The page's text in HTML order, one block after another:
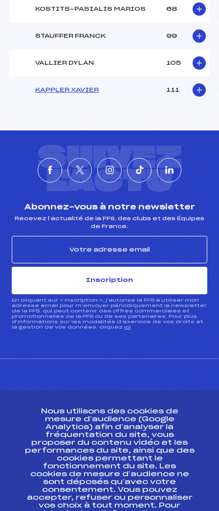
KOSTITS-PASIALIS MARIOS 68
STAUFFER FRANCK 99
VALLIER DYLAN 105
KAPPLER XAVIER 111
SUIVEZ
L'ACTU
Abonnez-vous à notre newsletter
Recevez l’actualité de la FFS, des clubs et des Équipes
de France.
Inscription
En cliquant sur « inscription », j’autorise la FFS à utiliser mon
adresse email pour m’envoyer périodiquement la newsletter
de la FFS, qui peut contenir des offres commerciales et
promotionnelles de la FFS ou de ses partenaires. Pour plus
d’informations sur les modalités d’exercice de vos droits et
la gestion de vos données, cliquez ici
Ressources
Pass’Neige
Projet sportif fédéral
Projet de performance fédéral
Antidopage
Pôle Développement, Formation, Suivi
Scientifique
Nous utilisons des cookies de
mesure d’audience (Google
Analytics) afin d’analyser la
fréquentation du site, vous
proposer du contenu vidéo et les
performances du site, ainsi que des
cookies permettant le
fonctionnement du site. Les
cookies de mesure d’audience ne
sont déposés qu’avec votre
consentement. Vous pouvez
accepter, refuser ou personnaliser
vos choix à tout moment. Pour